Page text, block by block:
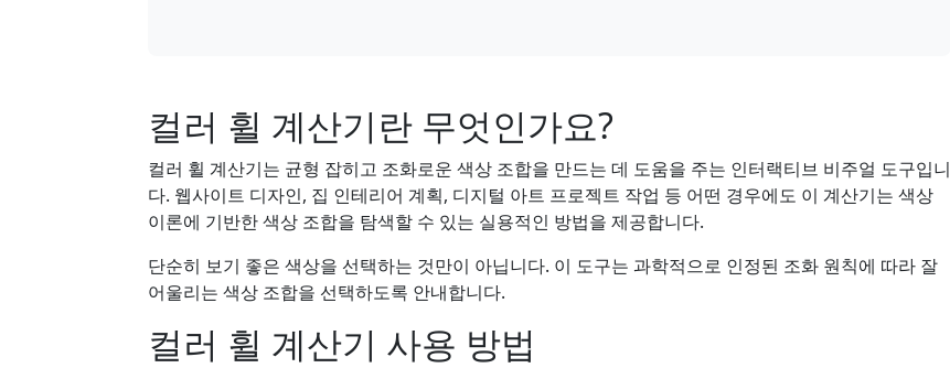
컬러 휠 계산기란 무엇인가요?
컬러 휠 계산기는 균형 잡히고 조화로운 색상 조합을 만드는 데 도움을 주는 인터랙티브 비주얼 도구입니
다. 웹사이트 디자인, 집 인테리어 계획, 디지털 아트 프로젝트 작업 등 어떤 경우에도 이 계산기는 색상
이론에 기반한 색상 조합을 탐색할 수 있는 실용적인 방법을 제공합니다.
단순히 보기 좋은 색상을 선택하는 것만이 아닙니다. 이 도구는 과학적으로 인정된 조화 원칙에 따라 잘
어울리는 색상 조합을 선택하도록 안내합니다.
컬러 휠 계산기 사용 방법